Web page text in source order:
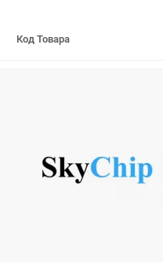
Код Товара